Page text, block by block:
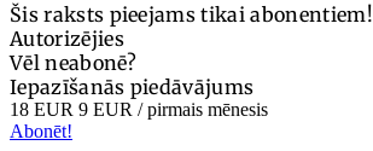
Šis raksts pieejams tikai abonentiem!
Autorizējies
Vēl neabonē?
Iepazīšanās piedāvājums
18 EUR 9 EUR / pirmais mēnesis
Abonēt!